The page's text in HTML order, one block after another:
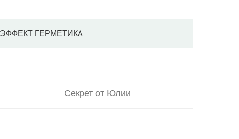
ЭФФЕКТ ГЕРМЕТИКА
Секрет от Юлии